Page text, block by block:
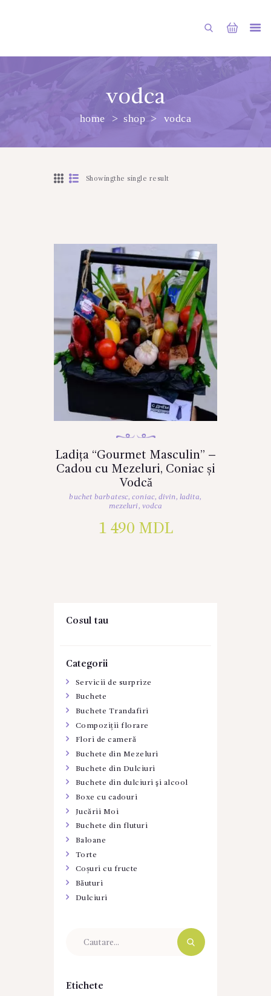
vodca
home shop vodca
PRINCIPALA
DESPRE NOI
Showingthe single result
Ladița “Gourmet Masculin” –
Cadou cu Mezeluri, Coniac și
Vodcă
buchet barbatesc,coniac,divin, ladita,
mezeluri, vodca
1 490 MDL
Cosul tau
Categorii
Servicii de surprize
Buchete
Buchete Trandafiri
Compoziții florare
Flori de cameră
Buchete din Mezeluri
Buchete din Dulciuri
Buchete din dulciuri şi alcool
Boxe cu cadouri
Jucării Moi
Buchete din fluturi
Baloane
Torte
Coșuri cu fructe
Băuturi
Dulciuri
Etichete